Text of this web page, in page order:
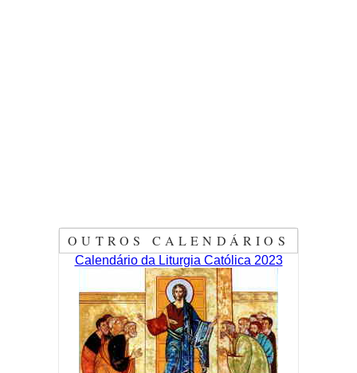
OUTROS CALENDÁRIOS
Calendário da Liturgia Católica 2023